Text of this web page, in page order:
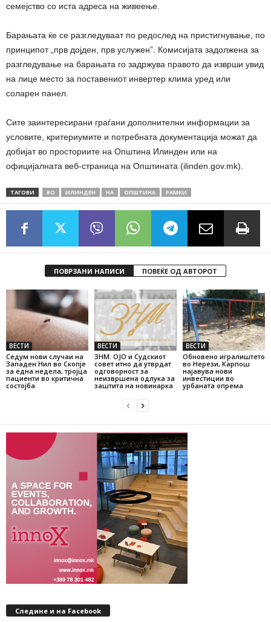
семејство со иста адреса на живеење.
Барањата ќе се разгледуваат по редослед на пристигнување, по
принципот „прв дојден, прв услужен”. Комисијата задолжена за
разгледување на барањата го задржува правото да изврши увид
на лице место за поставениот инвертер клима уред или
соларен панел.
Сите заинтересирани граѓани дополнителни информации за
условите, критериумите и потребната документација можат да
добијат во просториите на Општина Илинден или на
официјалната веб-страница на Општината (ilinden.gov.mk).
ТАГОВИ ВО ИЛИНДЕН НА ОПШТИНА РАМКИ
ПОВРЗАНИ НАПИСИ ПОВЕЌЕ ОД АВТОРОТ
ВЕСТИ
Седум нови случаи на
Западен Нил во Скопје
за една недела, тројца
пациенти во критична
состојба
ВЕСТИ
ЗНМ: ОЈО и Судскиот
совет итно да утврдат
одговорност за
неизвршена одлука за
заштита на новинарка
ВЕСТИ
Обновено игралиштето
во Нерези, Карпош
најавува нови
инвестиции во
урбаната опрема
Следине и на Facebook